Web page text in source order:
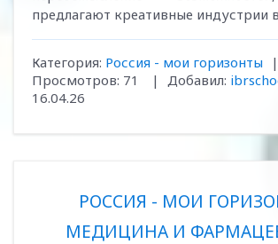
предлагают креативные индустрии
Категория: Россия - мои горизонты
|
Просмотров: 71 | Добавил:
16.04.26
РОССИЯ - МОИ
МЕДИЦИНА И